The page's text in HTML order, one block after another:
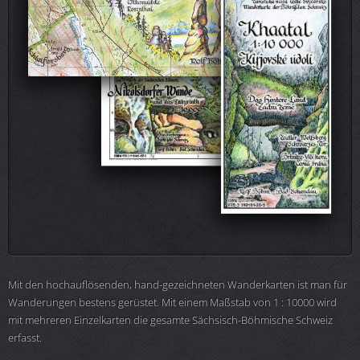
Mit den hochauflösenden, hand-gezeichneten Wanderkarten ist man für
Wanderungen bestens gerüstet. Mit einem Maßstab von 1 : 10000 wird
mit mehreren Einzelkarten die gesamte Sächsisch-Böhmische Schweiz
erfasst.